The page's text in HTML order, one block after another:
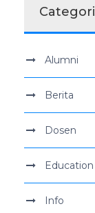
Alumni
Berita
Dosen
Education
Info